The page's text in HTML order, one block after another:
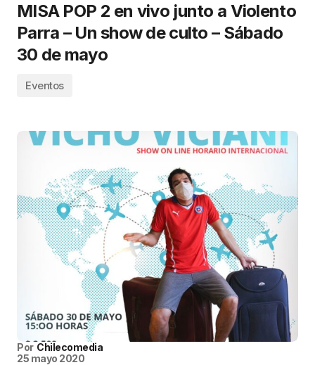
MISA POP 2 en vivo junto a Violento
Parra – Un show de culto – Sábado
30 de mayo
Eventos
Por Chilecomedia
25 mayo 2020